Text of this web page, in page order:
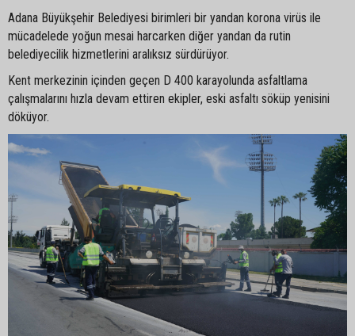
Adana Büyükşehir Belediyesi birimleri bir yandan korona virüs ile
mücadelede yoğun mesai harcarken diğer yandan da rutin
belediyecilik hizmetlerini aralıksız sürdürüyor.
Kent merkezinin içinden geçen D 400 karayolunda asfaltlama
çalışmalarını hızla devam ettiren ekipler, eski asfaltı söküp yenisini
döküyor.